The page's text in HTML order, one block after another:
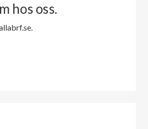
hos oss.